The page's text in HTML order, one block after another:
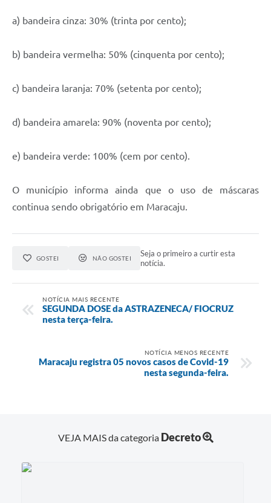
a) bandeira cinza: 30% (trinta por cento);
b) bandeira vermelha: 50% (cinquenta por cento);
c) bandeira laranja: 70% (setenta por cento);
d) bandeira amarela: 90% (noventa por cento);
e) bandeira verde: 100% (cem por cento).
O município informa ainda que o uso de máscaras
continua sendo obrigatório em Maracaju.
GOSTEI NÃO GOSTEI
Seja o primeiro a curtir esta
notícia.
NOTÍCIA MAIS RECENTE
SEGUNDA DOSE da ASTRAZENECA/ FIOCRUZ
nesta terça-feira.
NOTÍCIA MENOS RECENTE
Maracaju registra 05 novos casos de Covid-19
nesta segunda-feira.
VEJA MAIS da categoria Decreto